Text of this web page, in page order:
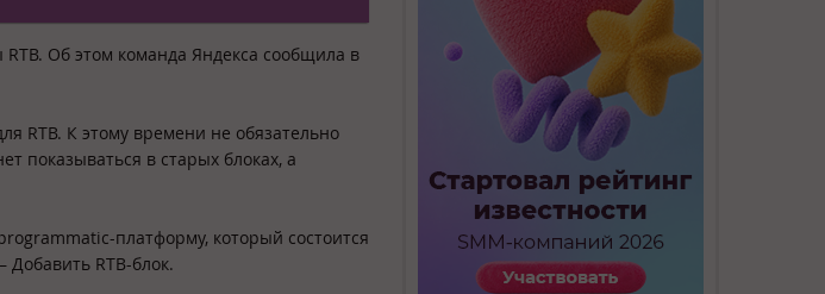
Об этом команда Яндекса сообщила в
RTB. К этому времени не обязательно
показываться в старых блоках, а
платформу, который состоится
RTB-блок.